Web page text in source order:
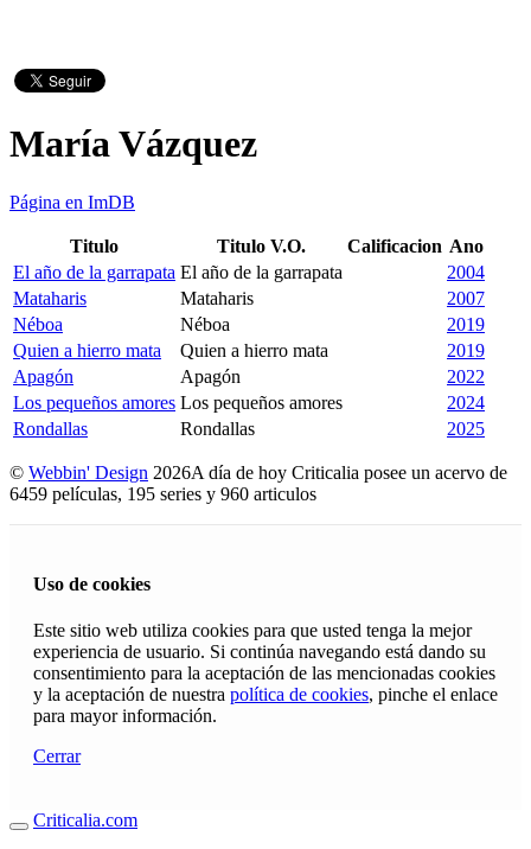
María Vázquez
Página en ImDB
Titulo Titulo V.O. Calificacion Ano
El año de la garrapata El año de la garrapata
2004
Mataharis
Mataharis
2007
Néboa
Néboa
2019
Quien a hierro mata
Quien a hierro mata
2019
Apagón
Apagón
2022
Los pequeños amores Los pequeños amores
2024
Rondallas
Rondallas 2025
© Webbin' Design 2026A día de hoy Criticalia posee un acervo de
6459 películas, 195 series y 960 articulos
Uso de cookies
Este sitio web utiliza cookies para que usted tenga la mejor
experiencia de usuario. Si continúa navegando está dando su
consentimiento para la aceptación de las mencionadas cookies
y la aceptación de nuestra política de cookies, pinche el enlace
para mayor información.
Cerrar
Criticalia.com